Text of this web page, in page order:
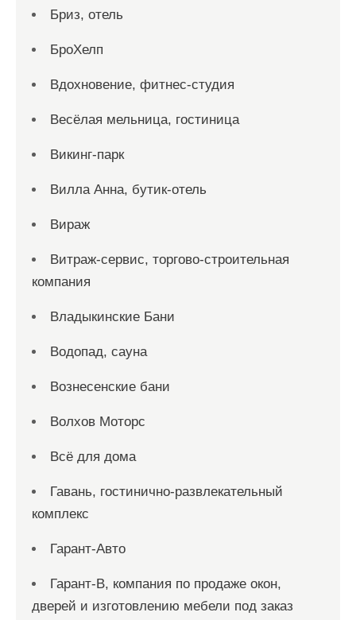
Бриз, отель
БроХелп
Вдохновение, фитнес-студия
Весёлая мельница, гостиница
Викинг-парк
Вилла Анна, бутик-отель
Вираж
Витраж-сервис, торгово-строительная
компания
Владыкинские Бани
Водопад, сауна
Вознесенские бани
Волхов Моторс
Всё для дома
Гавань, гостинично-развлекательный
комплекс
Гарант-Авто
Гарант-В, компания по продаже окон,
дверей и изготовлению мебели под заказ